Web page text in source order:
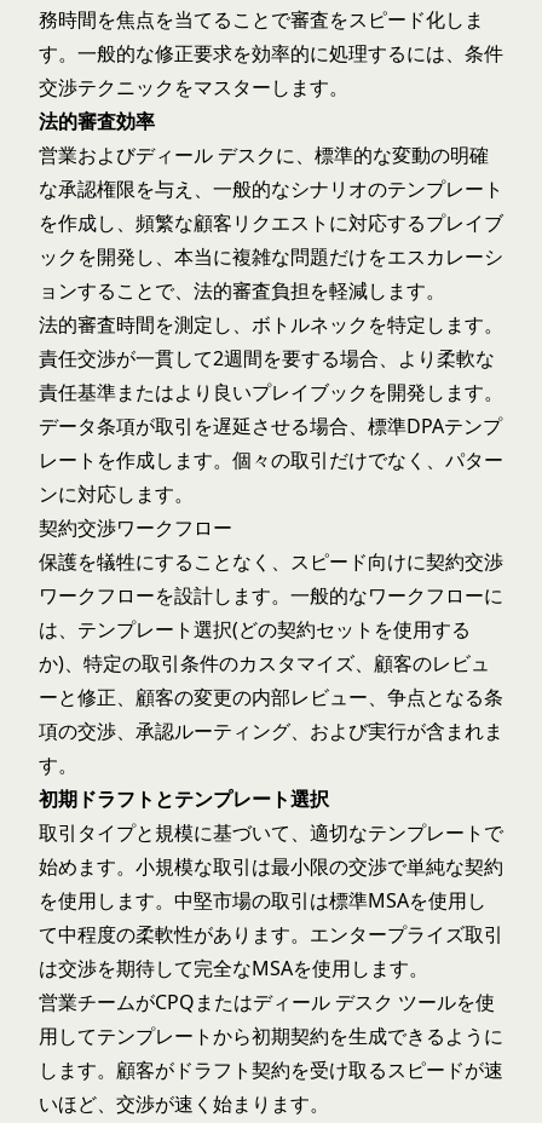
務時間を焦点を当てることで審査をスピード化しま
す。一般的な修正要求を効率的に処理するには、 条件
交渉テクニックをマスターします。
法的審査効率
営業およびディール デスクに、標準的な変動の明確
な承認権限を与え、一般的なシナリオのテンプレート
を作成し、頻繁な顧客リクエストに対応するプレイブ
ックを開発し、本当に複雑な問題だけをエスカレーシ
ョンすることで、法的審査負担を軽減します。
法的審査時間を測定し、ボトルネックを特定します。
責任交渉が一貫して2週間を要する場合、より柔軟な
責任基準またはより良いプレイブックを開発します。
データ条項が取引を遅延させる場合、標準DPAテンプ
レートを作成します。個々の取引だけでなく、パター
ンに対応します。
契約交渉ワークフロー
保護を犠牲にすることなく、スピード向けに契約交渉
ワークフローを設計します。一般的なワークフローに
は、テンプレート選択(どの契約セットを使用する
か)、特定の取引条件のカスタマイズ、顧客のレビュ
ーと修正、顧客の変更の内部レビュー、争点となる条
項の交渉、承認ルーティング、および実行が含まれま
す。
初期ドラフトとテンプレート選択
取引タイプと規模に基づいて、適切なテンプレートで
始めます。小規模な取引は最小限の交渉で単純な契約
を使用します。中堅市場の取引は標準MSAを使用し
て中程度の柔軟性があります。エンタープライズ取引
は交渉を期待して完全なMSAを使用します。
営業チームがCPQまたはディール デスク ツールを使
用してテンプレートから初期契約を生成できるように
します。顧客がドラフト契約を受け取るスピードが速
いほど、交渉が速く始まります。